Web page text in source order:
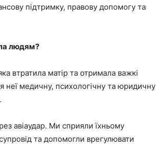
підтримку, правову допомогу та
людям?
втратила матір та отримала важкі
неї медичну, психологічну та юридичну
авіаудар. Ми сприяли їхньому
та допомогли врегулювати